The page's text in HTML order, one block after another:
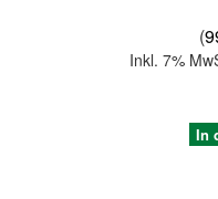
(
Inkl. 7%
In